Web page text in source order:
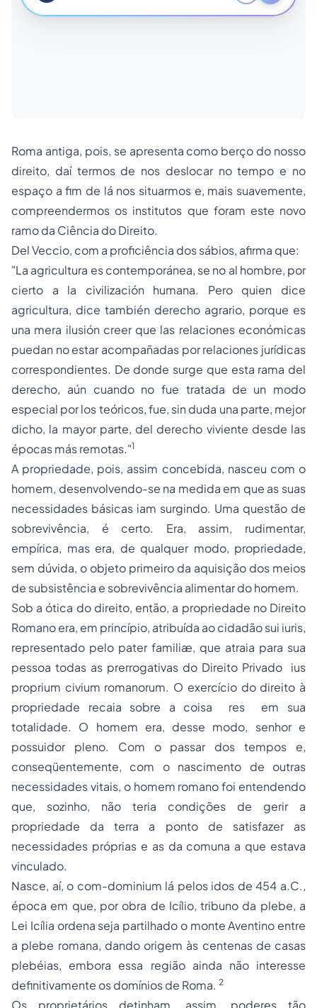
Roma antiga, pois, se apresenta como berço do nosso
direito, daí termos de nos deslocar no tempo e no
espaço a fim de lá nos situarmos e, mais suavemente,
compreendermos os institutos que foram este novo
ramo da Ciência do Direito.
Del Veccio, com a proficiência dos sábios, afirma que:
"La agricultura es contemporánea, se no al hombre, por
cierto a la civilización humana. Pero quien dice
agricultura, dice también derecho agrario, porque es
una mera ilusión creer que las relaciones económicas
puedan no estar acompañadas por relaciones jurídicas
correspondientes. De donde surge que esta rama del
derecho, aún cuando no fue tratada de un modo
especial por los teóricos, fue, sin duda una parte, mejor
dicho, la mayor parte, del derecho viviente desde las
épocas más remotas."1
A propriedade, pois, assim concebida, nasceu com o
homem, desenvolvendo-se na medida em que as suas
necessidades básicas iam surgindo. Uma questão de
sobrevivência, é certo. Era, assim, rudimentar,
empírica, mas era, de qualquer modo, propriedade,
sem dúvida, o objeto primeiro da aquisição dos meios
de subsistência e sobrevivência alimentar do homem.
Sob a ótica do direito, então, a propriedade no Direito
Romanoera, em princípio, atribuída ao cidadãosui iuris,
representado pelo pater familiæ, que atraia para sua
pessoa todas as prerrogativas do Direito Privado  ius
proprium civium romanorum. O exercício do direito à
propriedade recaia sobre a coisa  res
 em sua
totalidade. O homem era, desse modo, senhor e
possuidor pleno. Com o passar dos tempos e,
conseqüentemente, com o nascimento de outras
necessidades vitais, o homem romano foi entendendo
que, sozinho, não teria condições de gerir a
propriedade da terra a ponto de satisfazer as
necessidades próprias e as da comuna a que estava
vinculado.
Nasce, aí, o com-dominium lá pelos idos de 454 a.C.,
época em que, por obra de Icílio, tribuno da plebe, a
Lei Icília ordena seja partilhado o monte Aventino entre
a plebe romana, dando origem às centenas de casas
plebéias, embora essa região ainda não interesse
definitivamente os domínios de Roma. 2
Os proprietários detinham, assim, poderes tão